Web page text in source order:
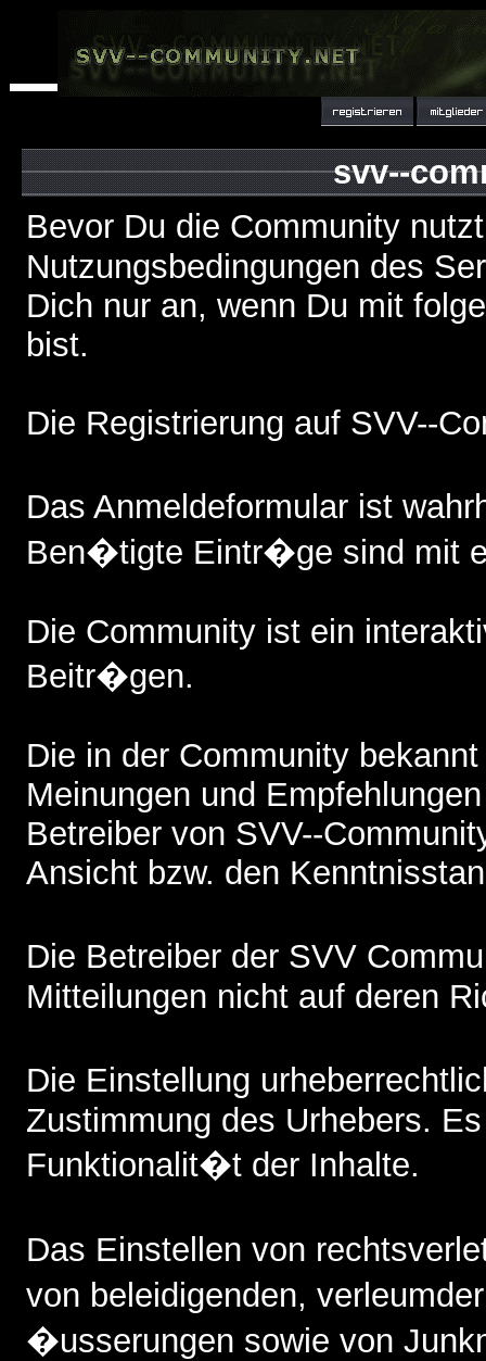
svv--
Bevor Du die Community
Nutzungsbedingungen des
Dich nur an, wenn Du mit
bist.
Die Registrierung auf SVV--
Das Anmeldeformular ist
Ben�tigte Eintr�ge sind mit
Die Community ist ein
Beitr�gen.
Die in der Community
Meinungen und
Betreiber von SVV--
Ansicht bzw. den
Die Betreiber der SVV
Mitteilungen nicht auf deren
Die Einstellung
Zustimmung des Urhebers.
Funktionalit�t der Inhalte.
Das Einstellen von
von beleidigenden,
�usserungen sowie von